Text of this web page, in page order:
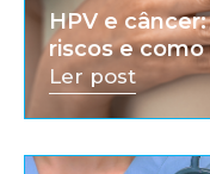
HPV e
riscos e
Ler post